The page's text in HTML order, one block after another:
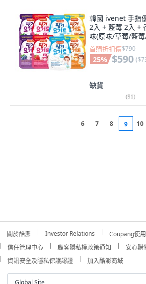
韓國 ivenet 手指
2入 + 藍莓 2入 +
味(原味/草莓/藍
首購折扣價$790
25% $590 (
缺貨
(91)
6 7 8 9 10
關於酷澎 Investor Relations Coupang使
信任管理中心
顧客隱私權政策通知 安心購
資訊安全及隱私保護認證
加入酷澎商城
Global Site